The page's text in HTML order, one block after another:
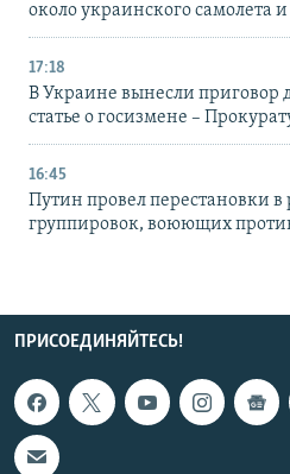
около украинского самолета
17:18
В Украине вынесли приговор
статье о госизмене –
16:45
Путин провел перестановки в
группировок, воюющих
ПРИСОЕДИНЯЙТЕСЬ!